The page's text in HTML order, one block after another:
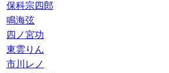
保科宗四郎
鳴海弦
四ノ宮功
東雲りん
市川レノ